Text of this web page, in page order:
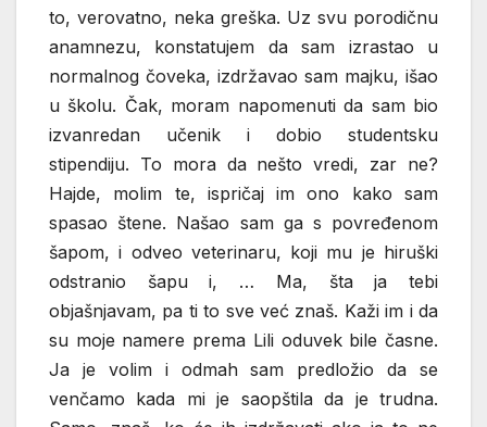
to, verovatno, neka greška. Uz svu porodičnu
anamnezu, konstatujem da sam izrastao u
normalnog čoveka, izdržavao sam majku, išao
u školu. Čak, moram napomenuti da sam bio
izvanredan učenik i dobio studentsku
stipendiju. To mora da nešto vredi, zar ne?
Hajde, molim te, ispričaj im ono kako sam
spasao štene. Našao sam ga s povređenom
šapom, i odveo veterinaru, koji mu je hiruški
odstranio šapu i, … Ma, šta ja tebi
objašnjavam, pa ti to sve već znaš. Kaži im i da
su moje namere prema Lili oduvek bile časne.
Ja je volim i odmah sam predložio da se
venčamo kada mi je saopštila da je trudna.